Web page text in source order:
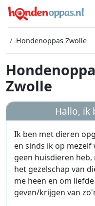
Hondenoppas Zwolle
Zwolle
Hallo, ik
Ik ben met dieren
en sinds ik op mezelf
geen huisdieren heb,
het gezelschap van
me heen en om
geven/krijgen van